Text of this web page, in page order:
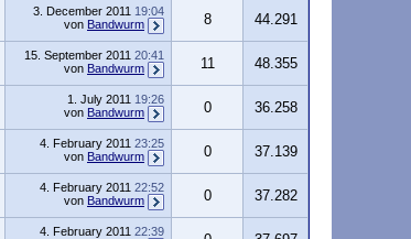
3. December 2011 19:04
von Bandwurm 8 44.291
15. September 2011 20:41
von Bandwurm 11 48.355
1. July 2011 19:26
von Bandwurm 0 36.258
4. February 2011 23:25
von Bandwurm 0 37.139
4. February 2011 22:52
von Bandwurm 0 37.282
4. February 2011 22:39